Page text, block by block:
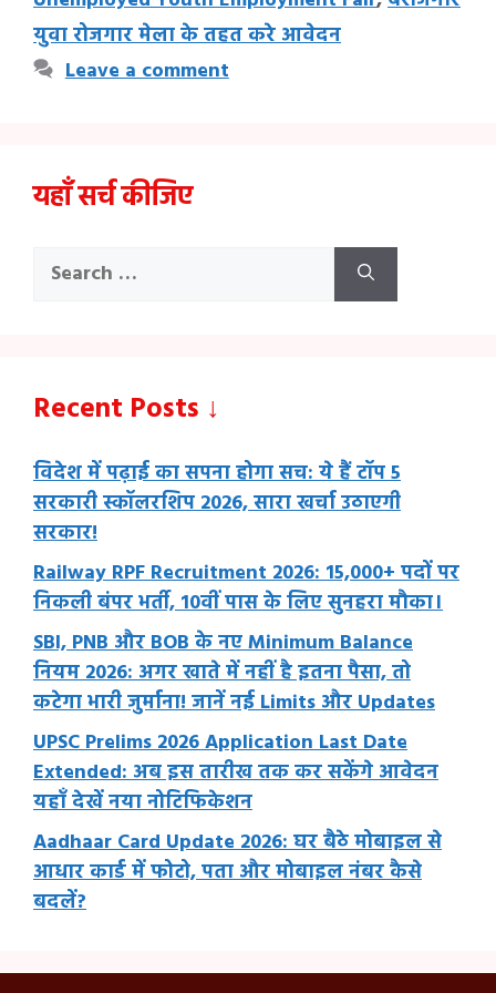
k k p
युवा रोजगार मेला के तहत करे आवेदन
Leave a comment
यहाँ सर्च कीजिए
Search
Recent Posts ↓
विदेश में पढ़ाई का सपना होगा सच: ये हैं टॉप 5
सरकारी स्कॉलरशिप 2026, सारा खर्चा उठाएगी
सरकार!
Railway RPF Recruitment 2026: 15,000+ पदों पर
निकली बंपर भर्ती, 10वीं पास के लिए सुनहरा मौका।
SBI, PNB और BOB के नए Minimum Balance
नियम 2026: अगर खाते में नहीं है इतना पैसा, तो
कटेगा भारी जुर्माना! जानें नई Limits और Updates
UPSC Prelims 2026 Application Last Date
Extended: अब इस तारीख तक कर सकेंगे आवेदन
यहाँ देखें नया नोटिफिकेशन
Aadhaar Card Update 2026: घर बैठे मोबाइल से
आधार कार्ड में फोटो, पता और मोबाइल नंबर कैसे
बदलें?